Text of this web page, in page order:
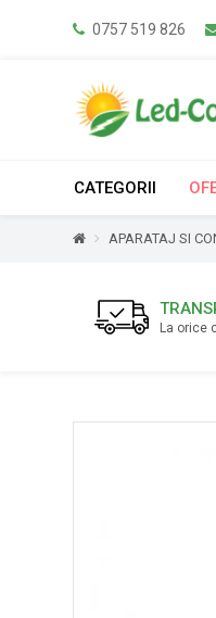
0757 519 826
CATEGORII
APARATAJ SI
La orice